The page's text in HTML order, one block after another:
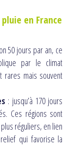
en France
50 jours par an, ce
par le climat
rares mais souvent
: jusqu’à 170 jours
Ces régions sont
réguliers, en lien
qui favorise la